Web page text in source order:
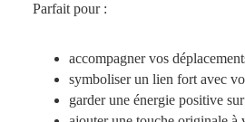
Parfait pour :
accompagner vos
symboliser un lien fort avec
garder une énergie positive